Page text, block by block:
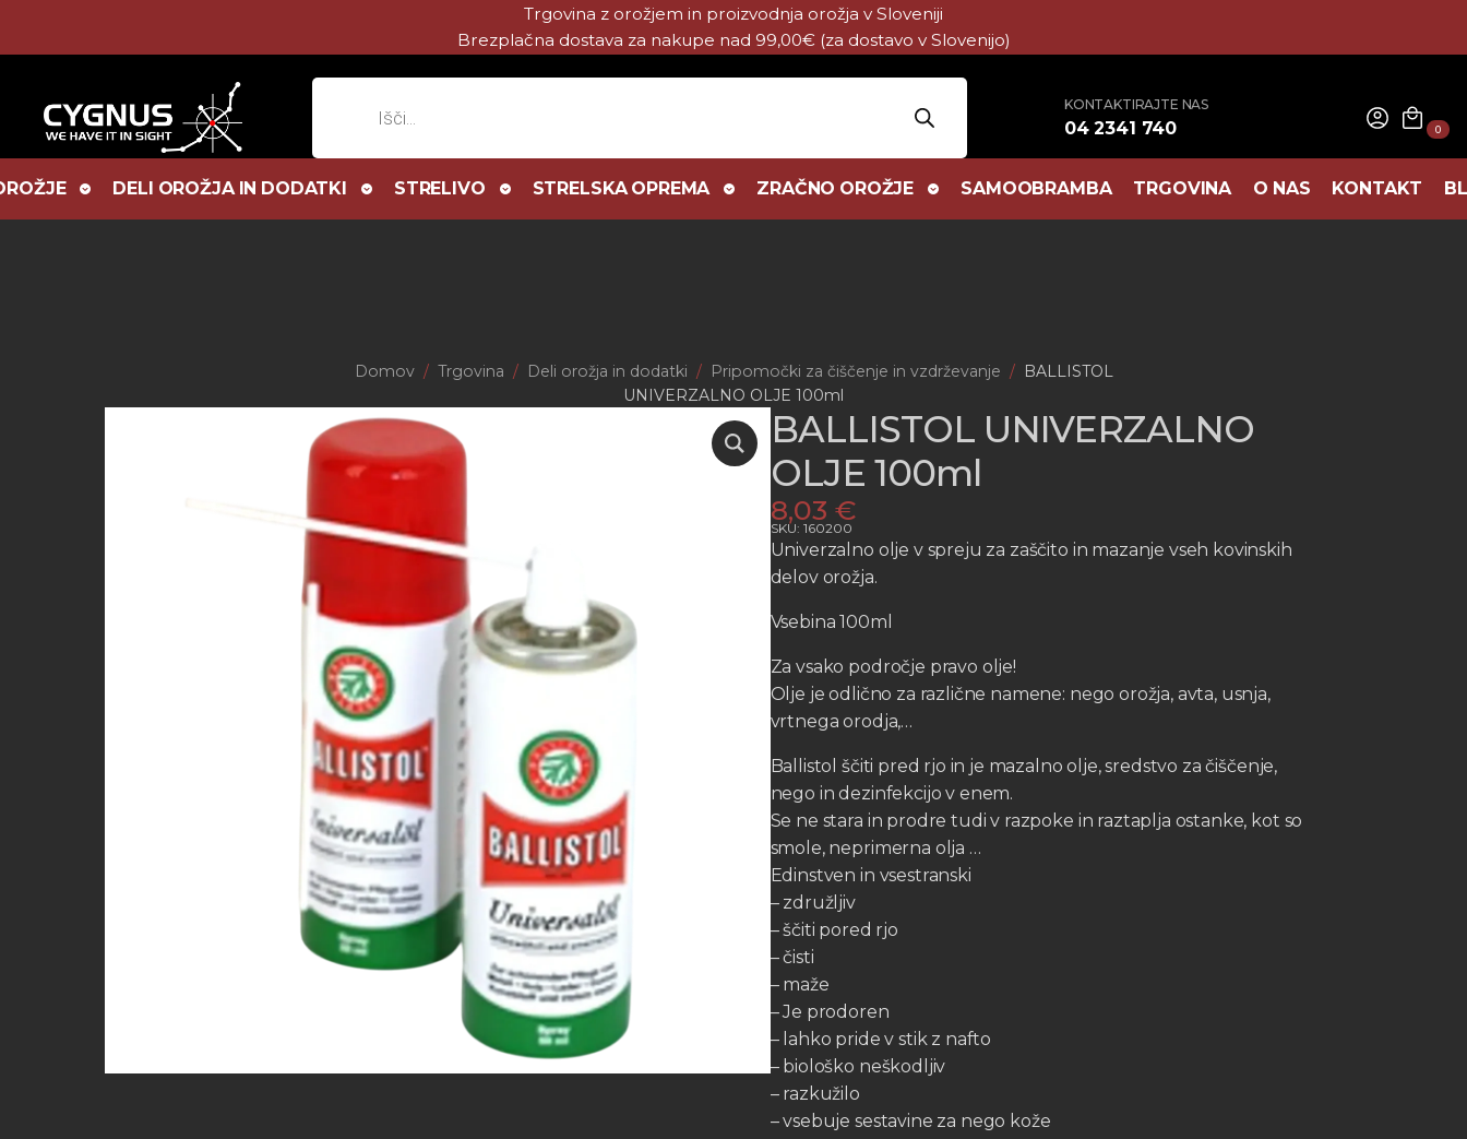
Trgovina z orožjem in proizvodnja orožja v Sloveniji
Brezplačna dostava za nakupe nad 99,00€ (za dostavo v Slovenijo)
KONTAKTIRAJTE NAS
04 2341 740 0
DELI OROŽJA IN DODATKI STRELIVO STRELSKA OPREMA ZRAČNO OROŽJE SAMOOBRAMBA TRGOVINA O NAS KONTAKT
Domov Trgovina Deli orožja in dodatki Pripomočki za čiščenje in vzdrževanje
BALLISTOL
UNIVERZALNO OLJE 100ml
BALLISTOL UNIVERZALNO
OLJE 100ml
8,03 €
SKU: 160200
Univerzalno olje v spreju za zaščito in mazanje vseh kovinskih
delov orožja.
Vsebina 100ml
Za vsako področje pravo olje!
Olje je odlično za različne namene: nego orožja, avta, usnja,
vrtnega orodja,…
Ballistol ščiti pred rjo in je mazalno olje, sredstvo za čiščenje,
nego in dezinfekcijo v enem.
Se ne stara in prodre tudi v razpoke in raztaplja ostanke, kot so
smole, neprimerna olja …
Edinstven in vsestranski
– združljiv
– ščiti pored rjo
– čisti
– maže
– Je prodoren
– lahko pride v stik z nafto
– biološko neškodljiv
– razkužilo
– vsebuje sestavine za nego kože